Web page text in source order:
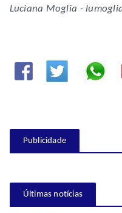
Luciana Moglia -
Publicidade
Últimas notícias